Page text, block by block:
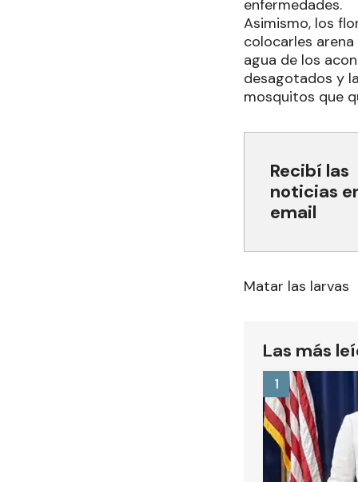
enfermedades.
Asimismo, los
colocarles
agua de los
desagotados y
mosquitos que
Recibí las
noticias
email
Matar las larvas
Las más
1